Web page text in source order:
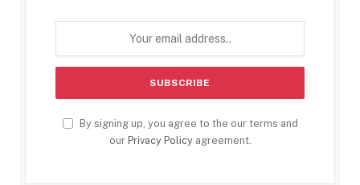
By signing up, you agree to the our terms and
our Privacy Policyagreement.